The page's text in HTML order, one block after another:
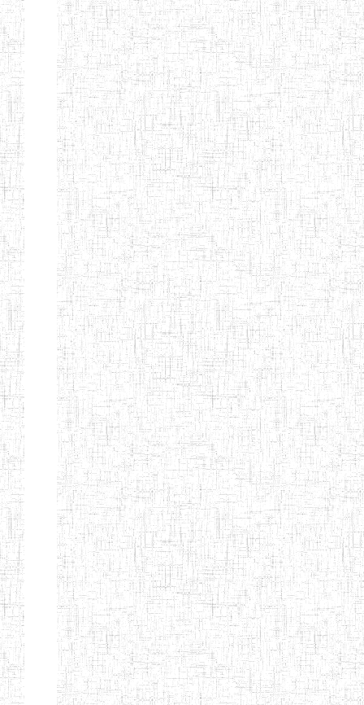
Afficher Page 13 sur 13 Total: 307
Début Préc. 4 5 6 7 8
9
13
Suivant Fin
MAMFE
GBTTC
KUMBA
25/08/1978 ENIEG Public
GTTTC
KUMBA
13/08/2013 ENIET Public
GTTC AKWA-
BAKASSI
27/08/2013 ENIEG Public
GTTC
MUNDEMBA
01/08/1997 ENIEG Public
Etablissements
d'enseignement
secondaire
technique
et
professionnel